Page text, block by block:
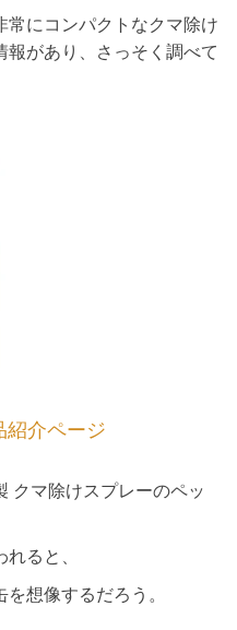
にコンパクトなクマ除け
があり、さっそく調べて
紹介ページ
クマ除けスプレーのペッ
ると、
想像するだろう。